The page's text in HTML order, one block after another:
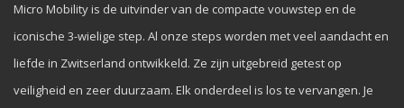
Micro Mobility is de uitvinder van de compacte vouwstep en de
iconische 3-wielige step. Al onze steps worden met veel aandacht en
liefde in Zwitserland ontwikkeld. Ze zijn uitgebreid getest op
veiligheid en zeer duurzaam. Elk onderdeel is los te vervangen. Je